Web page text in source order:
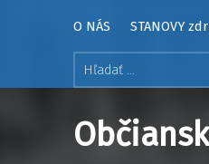
Hľadať:
O NÁS STANOVY